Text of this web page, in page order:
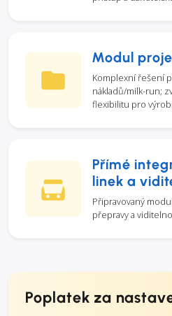
Modul
Komplexní řešení
nákladů/milk-run;
flexibilitu pro
Přímé
linek a
Připravovaný
přepravy a
Poplatek za